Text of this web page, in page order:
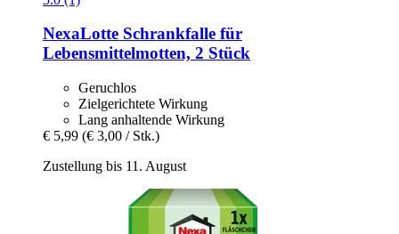
NexaLotte Schrankfalle für
Lebensmittelmotten, 2 Stück
Geruchlos
Zielgerichtete Wirkung
Lang anhaltende Wirkung
€ 5,99 (€ 3,00 / Stk.)
Zustellung bis 11. August